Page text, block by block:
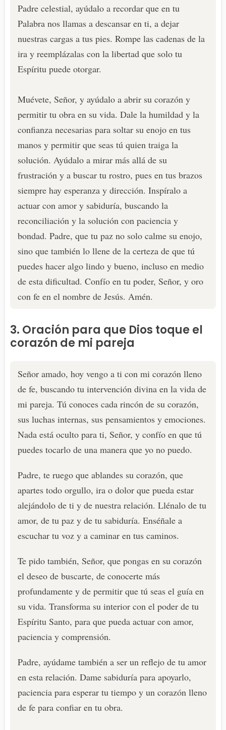
Padre celestial, ayúdalo a recordar que en tu
Palabra nos llamas a descansar en ti, a dejar
nuestras cargas a tus pies. Rompe las cadenas de la
ira y reemplázalas con la libertad que solo tu
Espíritu puede otorgar.
Muévete, Señor, y ayúdalo a abrir su corazón y
permitir tu obra en su vida. Dale la humildad y la
confianza necesarias para soltar su enojo en tus
manos y permitir que seas tú quien traiga la
solución. Ayúdalo a mirar más allá de su
frustración y a buscar tu rostro, pues en tus brazos
siempre hay esperanza y dirección. Inspíralo a
actuar con amor y sabiduría, buscando la
reconciliación y la solución con paciencia y
bondad. Padre, que tu paz no solo calme su enojo,
sino que también lo llene de la certeza de que tú
puedes hacer algo lindo y bueno, incluso en medio
de esta dificultad. Confío en tu poder, Señor, y oro
con fe en el nombre de Jesús. Amén.
3. Oración para que Dios toque el
corazón de mi pareja
Señor amado, hoy vengo a ti con mi corazón lleno
de fe, buscando tu intervención divina en la vida de
mi pareja. Tú conoces cada rincón de su corazón,
sus luchas internas, sus pensamientos y emociones.
Nada está oculto para ti, Señor, y confío en que tú
puedes tocarlo de una manera que yo no puedo.
Padre, te ruego que ablandes su corazón, que
apartes todo orgullo, ira o dolor que pueda estar
alejándolo de ti y de nuestra relación. Llénalo de tu
amor, de tu paz y de tu sabiduría. Enséñale a
escuchar tu voz y a caminar en tus caminos.
Te pido también, Señor, que pongas en su corazón
el deseo de buscarte, de conocerte más
profundamente y de permitir que tú seas el guía en
su vida. Transforma su interior con el poder de tu
Espíritu Santo, para que pueda actuar con amor,
paciencia y comprensión.
Padre, ayúdame también a ser un reflejo de tu amor
en esta relación. Dame sabiduría para apoyarlo,
paciencia para esperar tu tiempo y un corazón lleno
de fe para confiar en tu obra.